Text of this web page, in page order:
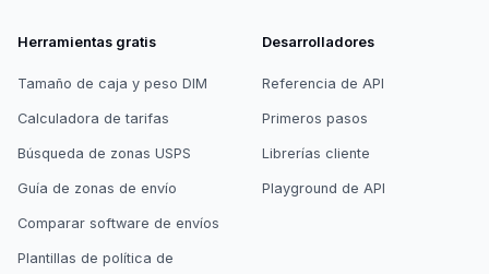
Herramientas gratis
Tamaño de caja y peso DIM
Calculadora de tarifas
Búsqueda de zonas USPS
Guía de zonas de envío
Comparar software de envíos
Plantillas de política de
Desarrolladores
Referencia de API
Primeros pasos
Librerías cliente
Playground de API